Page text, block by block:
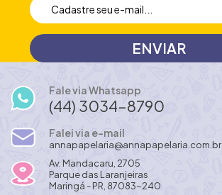
Fale via Whatsapp
(44) 3034-8790
Falei via e-mail
annapapelaria@annapapelaria.com.br
Av. Mandacaru, 2705
Parque das Laranjeiras
Maringá - PR, 87083-240